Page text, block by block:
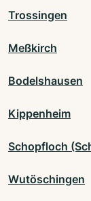
Trossingen
Meßkirch
Bodelshausen
Kippenheim
Schopfloch
Wutöschingen